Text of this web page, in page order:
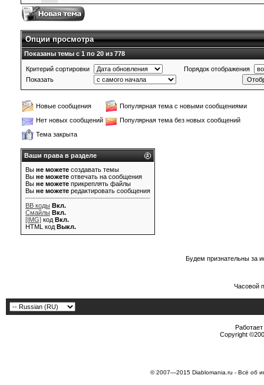
Опции просмотра
Показаны темы с 1 по 20 из 778
Критерий сортировки
Порядок отображения
Показать
Новые сообщения
Популярная тема с новыми сообщениями
Нет новых сообщений
Популярная тема без новых сообщений
Тема закрыта
Ваши права в разделе
Вы не можете создавать темы
Вы не можете отвечать на сообщения
Вы не можете прикреплять файлы
Вы не можете редактировать сообщения
BB коды Вкл.
Смайлы Вкл.
[IMG] код Вкл.
HTML код Выкл.
Будем признательны за
Часовой
Copyright
© 2007—2015 Diablomania.ru - Всё об